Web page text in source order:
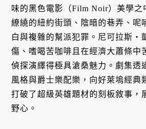
味的黑色電影（Film Noir）美學之
繚繞的紐約街頭、陰暗的巷弄、呢
白與複雜的幫派犯罪。尼可拉斯・
傷、嗜喝苦咖啡且在經濟大蕭條中
偵探演繹得極具滄桑魅力。劇集透
風格與爵士樂配樂，向好萊塢經典
打破了超級英雄題材的刻板敘事，
野心。